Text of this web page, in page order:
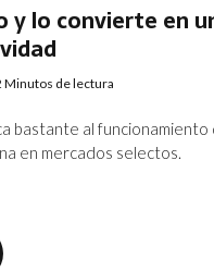
y lo convierte en
Minutos de lectura
bastante al funcionamiento
en mercados selectos.